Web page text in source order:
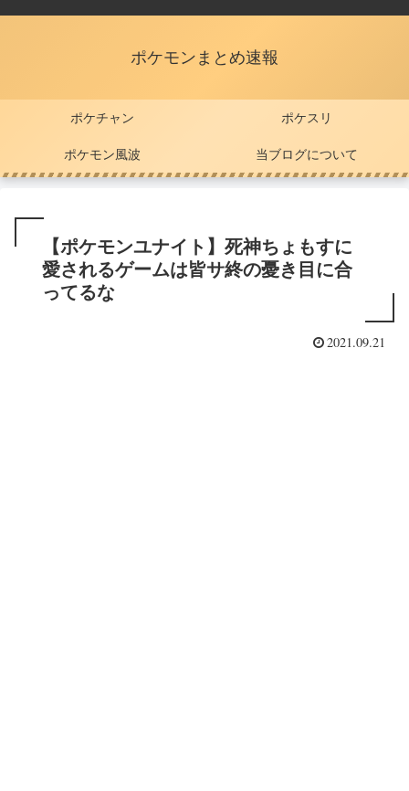
ポケモンまとめ速報
ポケチャン ポケスリ
ポケモン風波 当ブログについて
【ポケモンユナイト】死神ちょもすに
愛されるゲームは皆サ終の憂き目に合
ってるな
2021.09.21